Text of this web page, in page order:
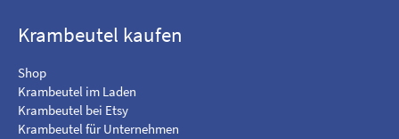
o
o
k
I
Krambeutel kaufen
Shop
Krambeutel im Laden
Krambeutel bei Etsy
Krambeutel für Unternehmen